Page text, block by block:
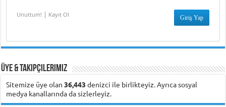
Unuttum! | Kayıt Ol
Üye & Takipçilerimiz
Sitemize üye olan36,443 denizci ile birlikteyiz. Ayrıca sosyal
medya kanallarında da sizlerleyiz.